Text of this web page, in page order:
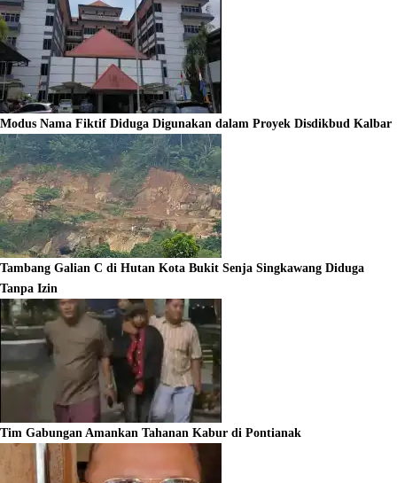
Modus Nama Fiktif Diduga Digunakan dalam Proyek Disdikbud Kalbar
Tambang Galian C di Hutan Kota Bukit Senja Singkawang Diduga
Tanpa Izin
Tim Gabungan Amankan Tahanan Kabur di Pontianak